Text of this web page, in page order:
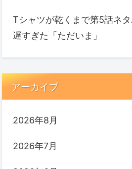
Tシャツが乾くまで第5話ネ
遅すぎた「ただいま」
アーカイブ
2026年8月
2026年7月